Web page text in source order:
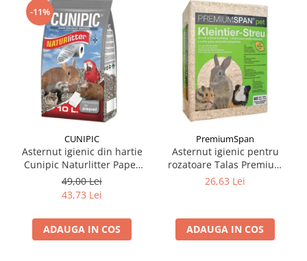
-11%
CUNIPIC
Asternut igienic din hartie
Cunipic Naturlitter Paper
10L
49,00 Lei
43,73 Lei
ADAUGA IN COS
PremiumSpan
Asternut igienic pentru
rozatoare Talas Premium
Span Lamaie 60L
26,63 Lei
ADAUGA IN COS